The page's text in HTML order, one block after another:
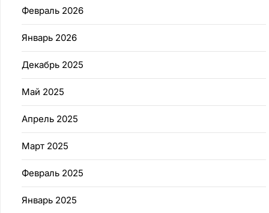
Февраль 2026
Январь 2026
Декабрь 2025
Май 2025
Апрель 2025
Март 2025
Февраль 2025
Январь 2025